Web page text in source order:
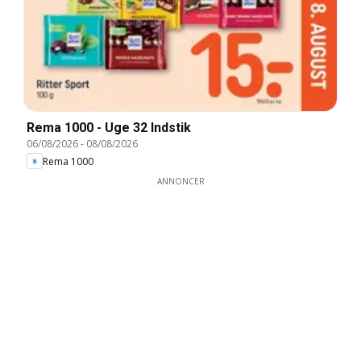
Rema 1000 - Uge 32 Indstik
06/08/2026- 08/08/2026
Rema 1000
ANNONCER